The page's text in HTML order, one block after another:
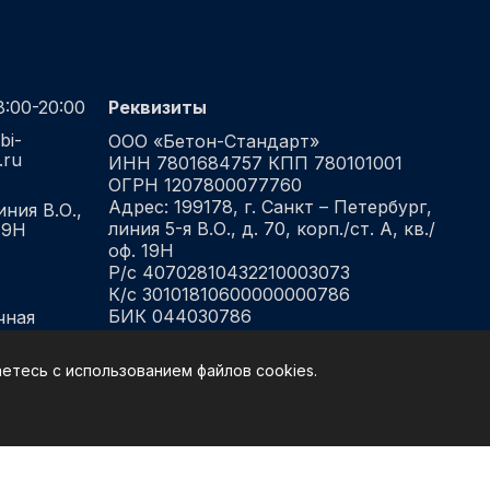
20:00
В.О.,
Реквизиты
ООО «Бетон-Стандарт»
ИНН 7801684757 КПП 780101001
ОГРН 1207800077760
Адрес: 199178, г. Санкт – Петербург,
линия 5-я В.О., д. 70, корп./ст. А, кв./
оф. 19Н
Р/с 40702810432210003073
К/с 30101810600000000786
БИК 044030786
ПЕТЕРБУРГСКИЙ" АО "АЛЬФА-
БАНК"
с использованием файлов cookies.